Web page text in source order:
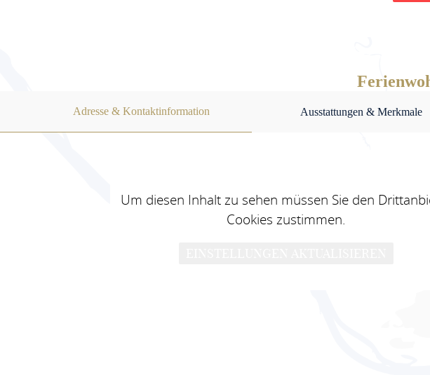
Adresse & Kontaktinformation Ausstattungen & Merkmale
Um diesen Inhalt zu sehen müssen Sie den
Cookies zustimmen.